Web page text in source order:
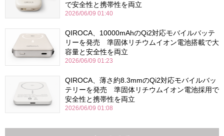
で安全性と携帯性を両立
2026/06/09 01:40
QIROCA、10000mAhのQi2対応モバイルバッテ
リーを発売 準固体リチウムイオン電池搭載で大
容量と安全性を両立
2026/06/09 01:23
QIROCA、薄さ約8.3mmのQi2対応モバイルバッ
テリーを発売 準固体リチウムイオン電池採用で
安全性と携帯性を両立
2026/06/09 01:08